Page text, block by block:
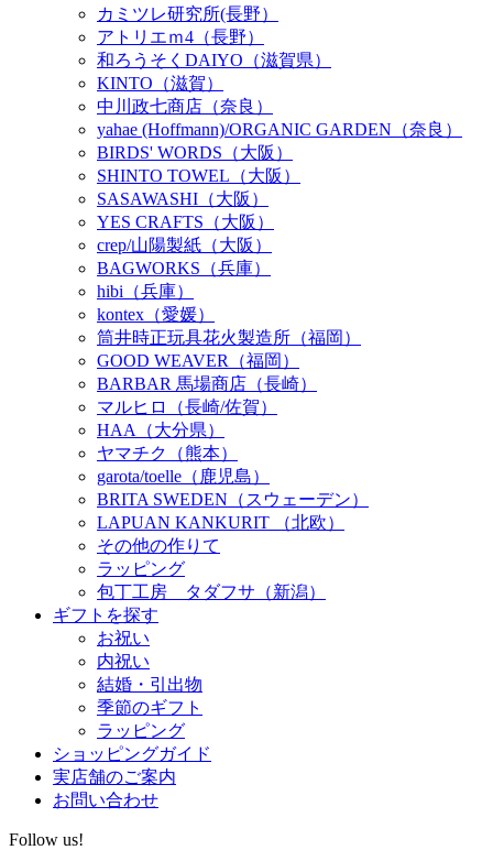
カミツレ研究所(長野）
アトリエｍ4（長野）
和ろうそくDAIYO（滋賀県）
KINTO（滋賀）
中川政七商店（奈良）
yahae (Hoffmann)/ORGANIC GARDEN（奈良）
BIRDS' WORDS（大阪）
SHINTO TOWEL（大阪）
SASAWASHI（大阪）
YES CRAFTS（大阪）
crep/山陽製紙（大阪）
BAGWORKS（兵庫）
hibi（兵庫）
kontex（愛媛）
筒井時正玩具花火製造所（福岡）
GOOD WEAVER（福岡）
BARBAR 馬場商店（長崎）
マルヒロ（長崎/佐賀）
HAA（大分県）
ヤマチク（熊本）
garota/toelle（鹿児島）
BRITA SWEDEN（スウェーデン）
LAPUAN KANKURIT （北欧）
その他の作りて
ラッピング
包丁工房 タダフサ（新潟）
ギフトを探す
お祝い
内祝い
結婚・引出物
季節のギフト
ラッピング
ショッピングガイド
実店舗のご案内
お問い合わせ
Follow us!